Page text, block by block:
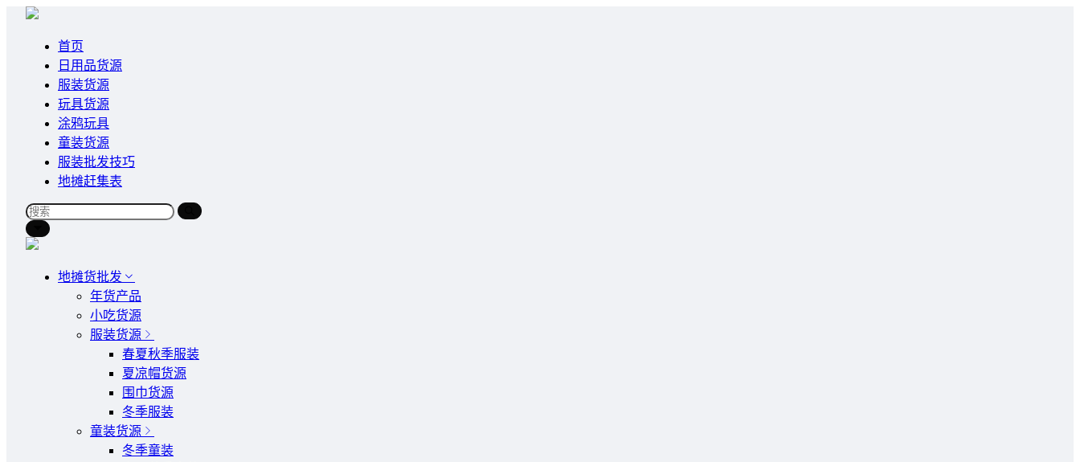
首页
日用品货源
服装货源
玩具货源
涂鸦玩具
童装货源
服装批发技巧
地摊赶集表
地摊货批发
年货产品
小吃货源
服装货源
春夏秋季服装
夏凉帽货源
围巾货源
冬季服装
童装货源
冬季童装